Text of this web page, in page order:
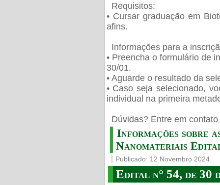
Requisitos:
• Cursar graduação em
afins.
Informações para a
• Preencha o formulário de
30/01.
• Aguarde o resultado da
• Caso seja selecionado,
individual na primeira
Dúvidas? Entre em
Informações sobre
Nanomateriais
Publicado: 12 Novembro 2024
Edital n° 54, de 30